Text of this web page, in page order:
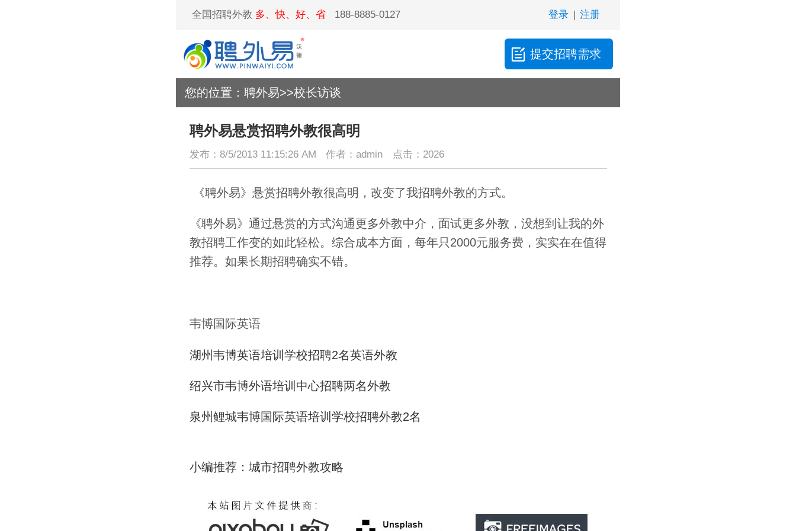
全国招聘外教 多、快、好、省188-8885-0127 登录 | 注册
提交招聘需求
您的位置： 聘外易>>校长访谈
聘外易悬赏招聘外教很高明
发布：8/5/2013 11:15:26 AM 作者：admin 点击：2026
《聘外易》悬赏招聘外教很高明，改变了我招聘外教的方式。
《聘外易》通过悬赏的方式沟通更多外教中介，面试更多外教，没想到让我的外
教招聘工作变的如此轻松。综合成本方面，每年只2000元服务费，实实在在值得
推荐。如果长期招聘确实不错。
韦博国际英语
湖州韦博英语培训学校招聘2名英语外教
绍兴市韦博外语培训中心招聘两名外教
泉州鲤城韦博国际英语培训学校招聘外教2名
小编推荐：城市招聘外教攻略